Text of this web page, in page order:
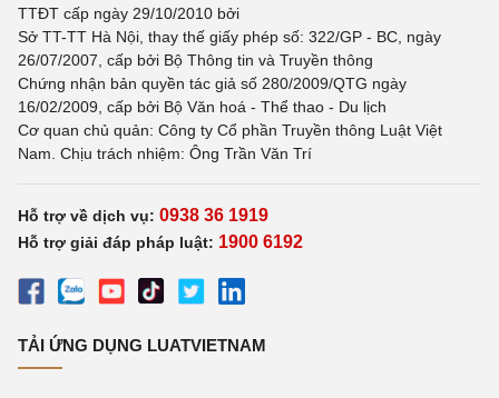
TTĐT cấp ngày 29/10/2010 bởi
Sở TT-TT Hà Nội, thay thế giấy phép số: 322/GP - BC, ngày
26/07/2007, cấp bởi Bộ Thông tin và Truyền thông
Chứng nhận bản quyền tác giả số 280/2009/QTG ngày
16/02/2009, cấp bởi Bộ Văn hoá - Thể thao - Du lịch
Cơ quan chủ quản: Công ty Cổ phần Truyền thông Luật Việt
Nam. Chịu trách nhiệm: Ông Trần Văn Trí
Hỗ trợ về dịch vụ: 0938 36 1919
Hỗ trợ giải đáp pháp luật: 1900 6192
TẢI ỨNG DỤNG LUATVIETNAM